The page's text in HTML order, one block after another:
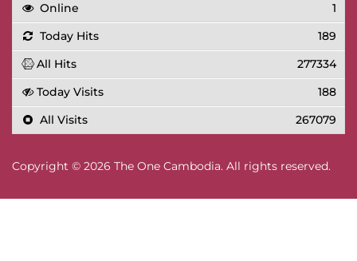
Online
1
Today Hits
189
All Hits
277334
Today Visits
188
All Visits
267079
Copyright © 2026 The One Cambodia. All rights reserved.